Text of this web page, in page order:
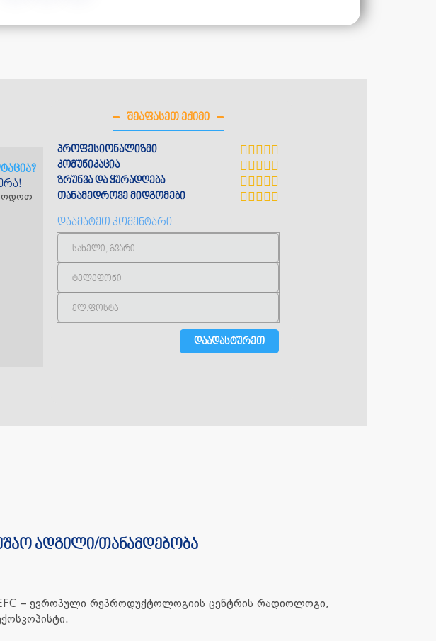
ᲨᲔᲐᲤᲐᲡᲔᲗ ᲔᲥᲘᲛᲘ
პროფესიონალიზმი
კომუნიკაცია
ზრუნვა და ყურადღება
თანამედროვე მიდგომები
დაამატეთ კომენტარი
ადგილი/თანამდებობა
– ევროპული რეპროდუქტოლოგიის ცენტრის რადიოლოგი,